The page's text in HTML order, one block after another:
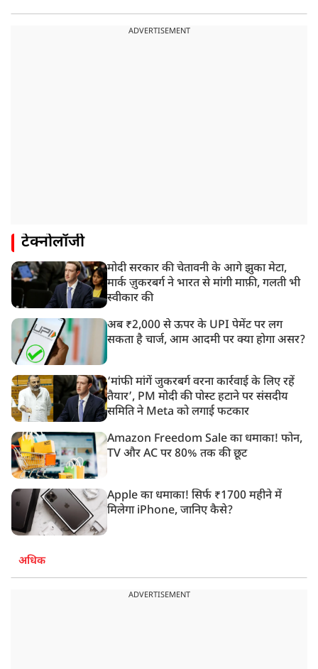
ADVERTISEMENT
टेक्नोलॉजी
मोदी सरकार की चेतावनी के आगे झुका मेटा,
मार्क ज़ुकरबर्ग ने भारत से मांगी माफ़ी, गलती भी
स्वीकार की
अब ₹2,000 से ऊपर के UPI पेमेंट पर लग
सकता है चार्ज, आम आदमी पर क्या होगा असर?
‘मांफी मांगें जुकरबर्ग वरना कार्रवाई के लिए रहें
तैयार’, PM मोदी की पोस्ट हटाने पर संसदीय
समिति ने Meta को लगाई फटकार
Amazon Freedom Sale का धमाका! फोन,
TV और AC पर 80% तक की छूट
Apple का धमाका! सिर्फ ₹1700 महीने में
मिलेगा iPhone, जानिए कैसे?
अधिक
ADVERTISEMENT